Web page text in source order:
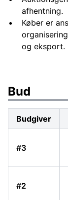
afhentning.
Køber er
og eksport.
Bud
Budgiver
#3
#2